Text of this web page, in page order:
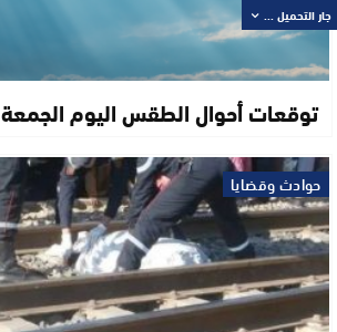
توقعات أحوال الطقس اليوم الجمعة
حوادث وقضايا
جار التحميل ...